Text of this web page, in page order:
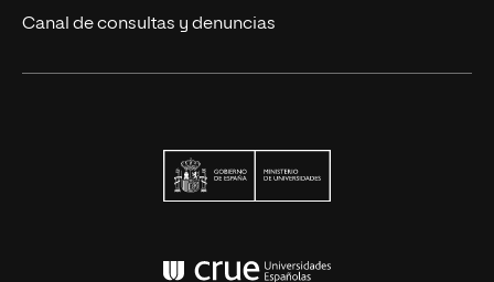
Canal de consultas y denuncias
Conferencia de